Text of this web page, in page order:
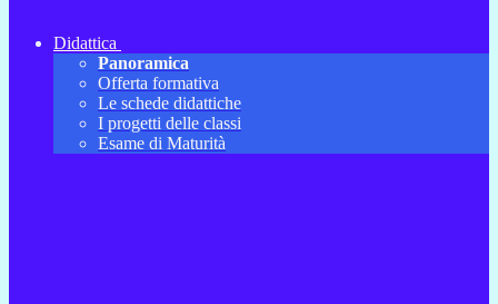
Didattica
Panoramica
Offerta formativa
Le schede didattiche
I progetti delle classi
Esame di Maturità